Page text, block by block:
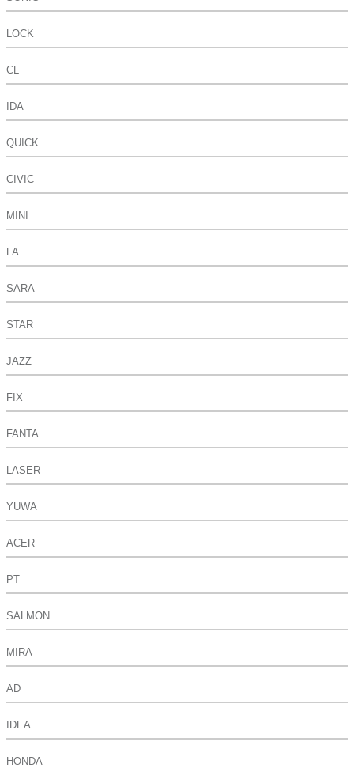
LOCK
CL
IDA
QUICK
CIVIC
MINI
LA
SARA
STAR
JAZZ
FIX
FANTA
LASER
YUWA
ACER
PT
SALMON
MIRA
AD
IDEA
HONDA